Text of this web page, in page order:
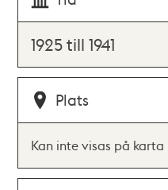
1925 till 1941
Plats
Kan inte visas på karta